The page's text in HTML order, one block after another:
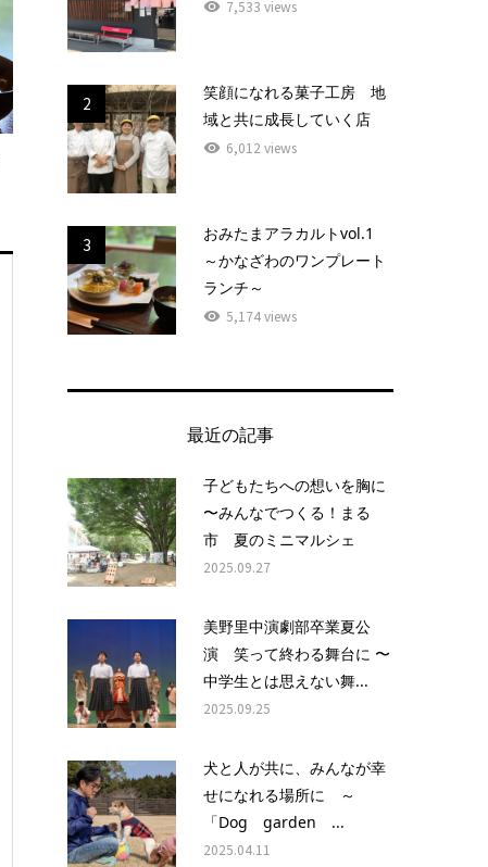
7,533 views
2
笑顔になれる菓子工房 地
域と共に成長していく店
6,012 views
3
おみたまアラカルトvol.1
～かなざわのワンプレート
ランチ～
5,174 views
最近の記事
子どもたちへの想いを胸に
〜みんなでつくる！まる
市 夏のミニマルシェ
2025.09.27
美野里中演劇部卒業夏公
演 笑って終わる舞台に 〜
中学生とは思えない舞...
2025.09.25
犬と人が共に、みんなが幸
せになれる場所に ～
「Dog garden ...
2025.04.11